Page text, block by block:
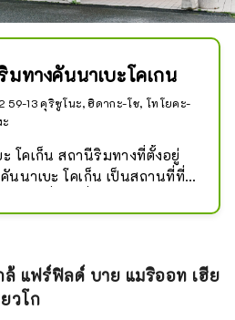
รับคุณด้วยพื้นที่ที่สะดวกสบาย
มทางคันนาเบะโคเกน
59-13 คุริซูโนะ, ฮิดากะ-โช, โทโยคะ-
โคเก็น สถานีริมทางที่ตั้งอยู่
นนาเบะ โคเก็น เป็นสถานที่ที่
กมีผลิตภัณฑ์เฉพาะทางและร้าน
ล้ แฟร์ฟิลด์ บาย แมริออท เฮีย
วโก